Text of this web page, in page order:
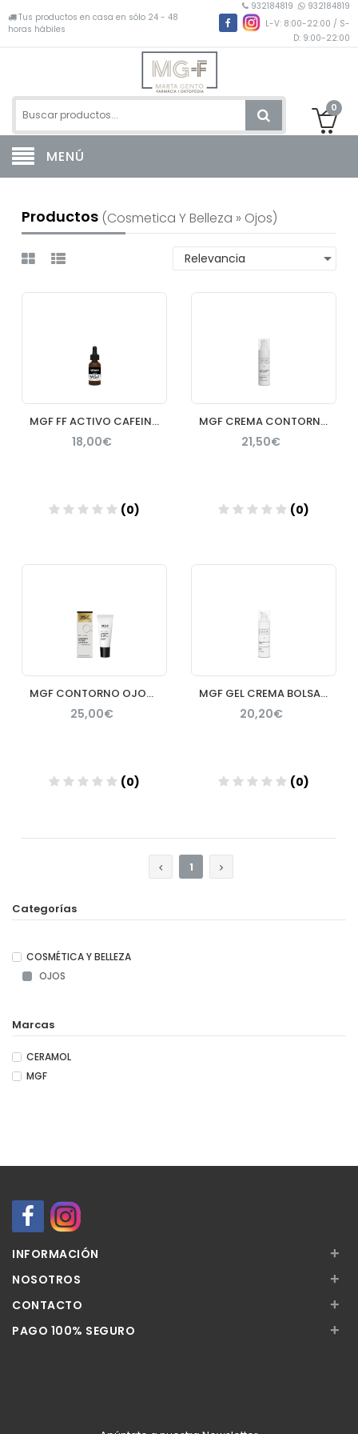
Tus productos en casa en sólo 24 - 48
horas hábiles
932184819
932184819
L-V: 8:00-22:00 / S-
D: 9:00-22:00
0
MENÚ
Productos (cosmetica Y Belleza » Ojos)
MGF FF ACTIVO CAFEINA 20ML
18,00€
(0)
MGF CREMA CONTORNO OJOS Y LABIOS 25ML
21,50€
(0)
MGF CONTORNO OJOS OSMOTICO ANTIEDAD
25,00€
(0)
MGF GEL CREMA BOLSAS Y OJERAS 25ML
20,20€
(0)
1
Categorías
COSMÉTICA Y BELLEZA
OJOS
Marcas
CERAMOL
MGF
INFORMACIÓN +
NOSOTROS +
CONTACTO +
PAGO 100% SEGURO +